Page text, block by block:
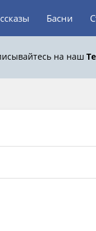
Басни
на наш